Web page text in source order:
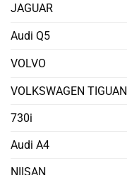
JAGUAR
Audi Q5
VOLVO
VOLKSWAGEN TIGUAN
730i
Audi A4
NIISAN